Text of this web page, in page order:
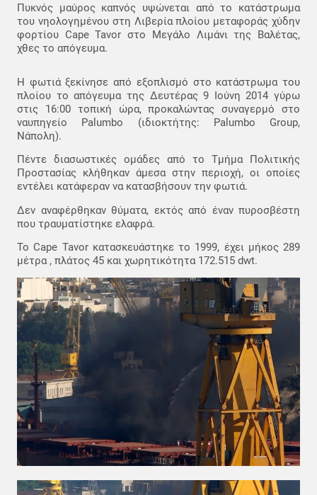
Πυκνός μαύρος καπνός υψώνεται από το κατάστρωμα
του νηολογημένου στη Λιβερία πλοίου μεταφοράς χύδην
φορτίου Cape Tavor στο Μεγάλο Λιμάνι της Βαλέτας,
χθες το απόγευμα.
Η φωτιά ξεκίνησε από εξοπλισμό στο κατάστρωμα του
πλοίου το απόγευμα της Δευτέρας 9 Ιούνη 2014 γύρω
στις 16:00 τοπική ώρα, προκαλώντας συναγερμό στο
ναυπηγείο Palumbo (ιδιοκτήτης: Palumbo Group,
Νάπολη).
Πέντε διασωστικές ομάδες από το Τμήμα Πολιτικής
Προστασίας κλήθηκαν άμεσα στην περιοχή, οι οποίες
εντέλει κατάφεραν να κατασβήσουν την φωτιά.
Δεν αναφέρθηκαν θύματα, εκτός από έναν πυροσβέστη
που τραυματίστηκε ελαφρά.
Το Cape Tavor κατασκευάστηκε το 1999, έχει μήκος 289
μέτρα , πλάτος 45 και χωρητικότητα 172.515 dwt.